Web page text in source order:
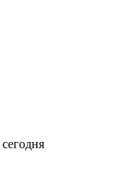
сегодня